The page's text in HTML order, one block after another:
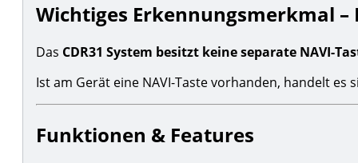
Wichtiges Erkennungsmerkmal –
Das CDR31 System besitzt keine separate NAVI-
Ist am Gerät eine NAVI-Taste vorhanden, handelt es
Funktionen & Features